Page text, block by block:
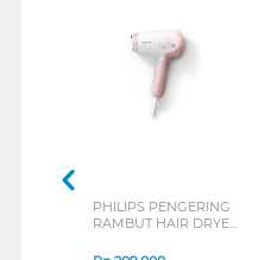
PHILIPS PENGERING
RAMBUT HAIR DRYER